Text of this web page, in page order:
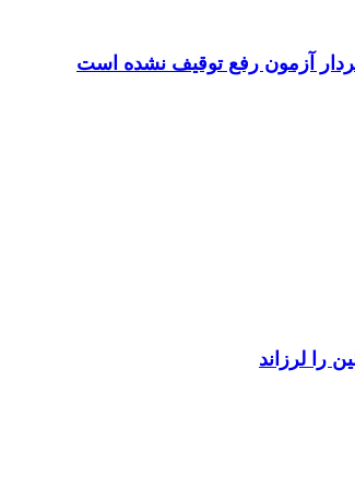
آزمون رفع توقیف نشده است